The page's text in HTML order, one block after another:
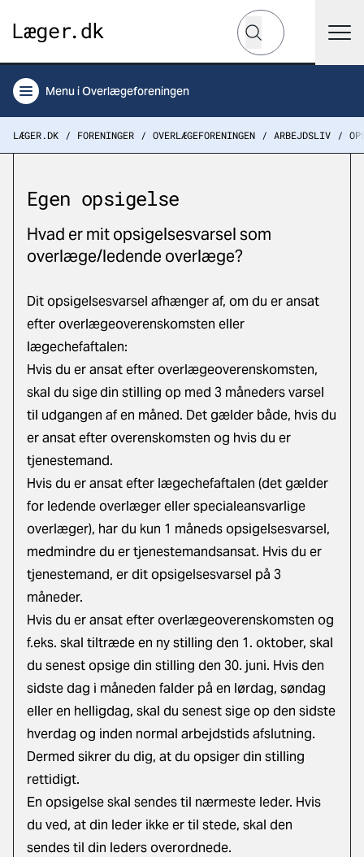
Hvad leder du efter?
Søg
Menu i Overlægeforeningen
LÆGER.DK FORENINGER OVERLÆGEFORENINGEN ARBEJDSLIV
Egen opsigelse
Hvad er mit opsigelsesvarsel som
overlæge/ledende overlæge?
Dit opsigelsesvarsel afhænger af, om du er ansat
efter overlægeoverenskomsten eller
lægechefaftalen:
Hvis du er ansat efter overlægeoverenskomsten,
skal du sigedin stilling op med 3 måneders varsel
til udgangen af en måned. Det gælder både, hvis du
er ansat efter overenskomsten og hvis du er
tjenestemand.
Hvis du er ansat efter lægechefaftalen (det gælder
for ledende overlæger eller specialeansvarlige
overlæger), har du kun 1 måneds opsigelsesvarsel,
medmindre du er tjenestemandsansat. Hvis du er
tjenestemand, er dit opsigelsesvarsel på 3
måneder.
Hvis du er ansat efter overlægeoverenskomsten og
f.eks. skal tiltræde en ny stilling den 1. oktober, skal
du senest opsige din stilling den 30. juni. Hvis den
sidste dag i måneden falder på en lørdag, søndag
eller en helligdag, skal du senest sige op den sidste
hverdag og inden normal arbejdstids afslutning.
Dermed sikrer du dig, at du opsiger din stilling
rettidigt.
En opsigelse skal sendes til nærmeste leder. Hvis
du ved, at din leder ikke er til stede, skal den
sendes til din leders overordnede.